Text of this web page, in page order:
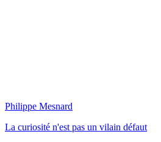
Philippe Mesnard
La curiosité n'est pas un vilain défaut